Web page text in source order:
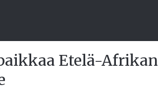
Etelä-Afrikan